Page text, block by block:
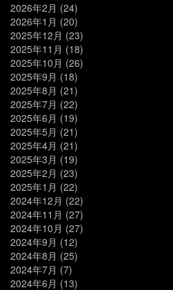
2026年2月 (24)
2026年1月 (20)
2025年12月 (23)
2025年11月 (18)
2025年10月 (26)
2025年9月 (18)
2025年8月 (21)
2025年7月 (22)
2025年6月 (19)
2025年5月 (21)
2025年4月 (21)
2025年3月 (19)
2025年2月 (23)
2025年1月 (22)
2024年12月 (22)
2024年11月 (27)
2024年10月 (27)
2024年9月 (12)
2024年8月 (25)
2024年7月 (7)
2024年6月 (13)